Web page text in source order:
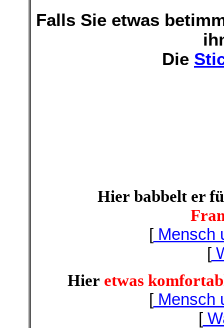
Falls Sie etwas
Die
Hier babbelt er
[Mensch
[
Hier etwas
[Mensch
[